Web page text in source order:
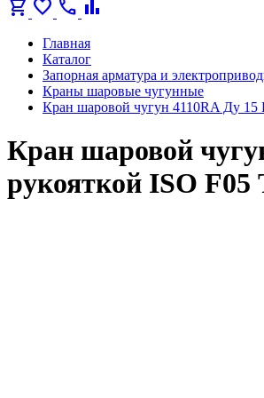
shopping_cart favorite call bar_chart
Главная
Каталог
Запорная арматура и
Краны шаровые чугунные
Кран шаровой чугун 4110RA Ду 15
Кран шаровой
рукояткой ISO